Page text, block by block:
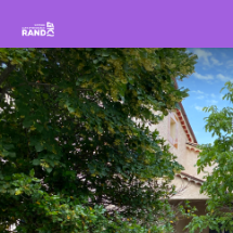
Rando Sisteron Buëch